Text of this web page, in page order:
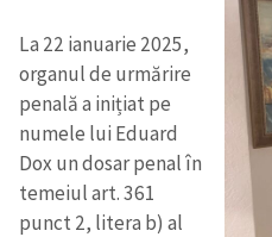
La 22 ianuarie 2025,
organul de urmărire
penală a inițiat pe
numele lui Eduard
Dox un dosar penal în
temeiul art. 361
punct 2, litera b) al